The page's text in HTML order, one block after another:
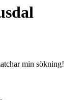
min sökning!